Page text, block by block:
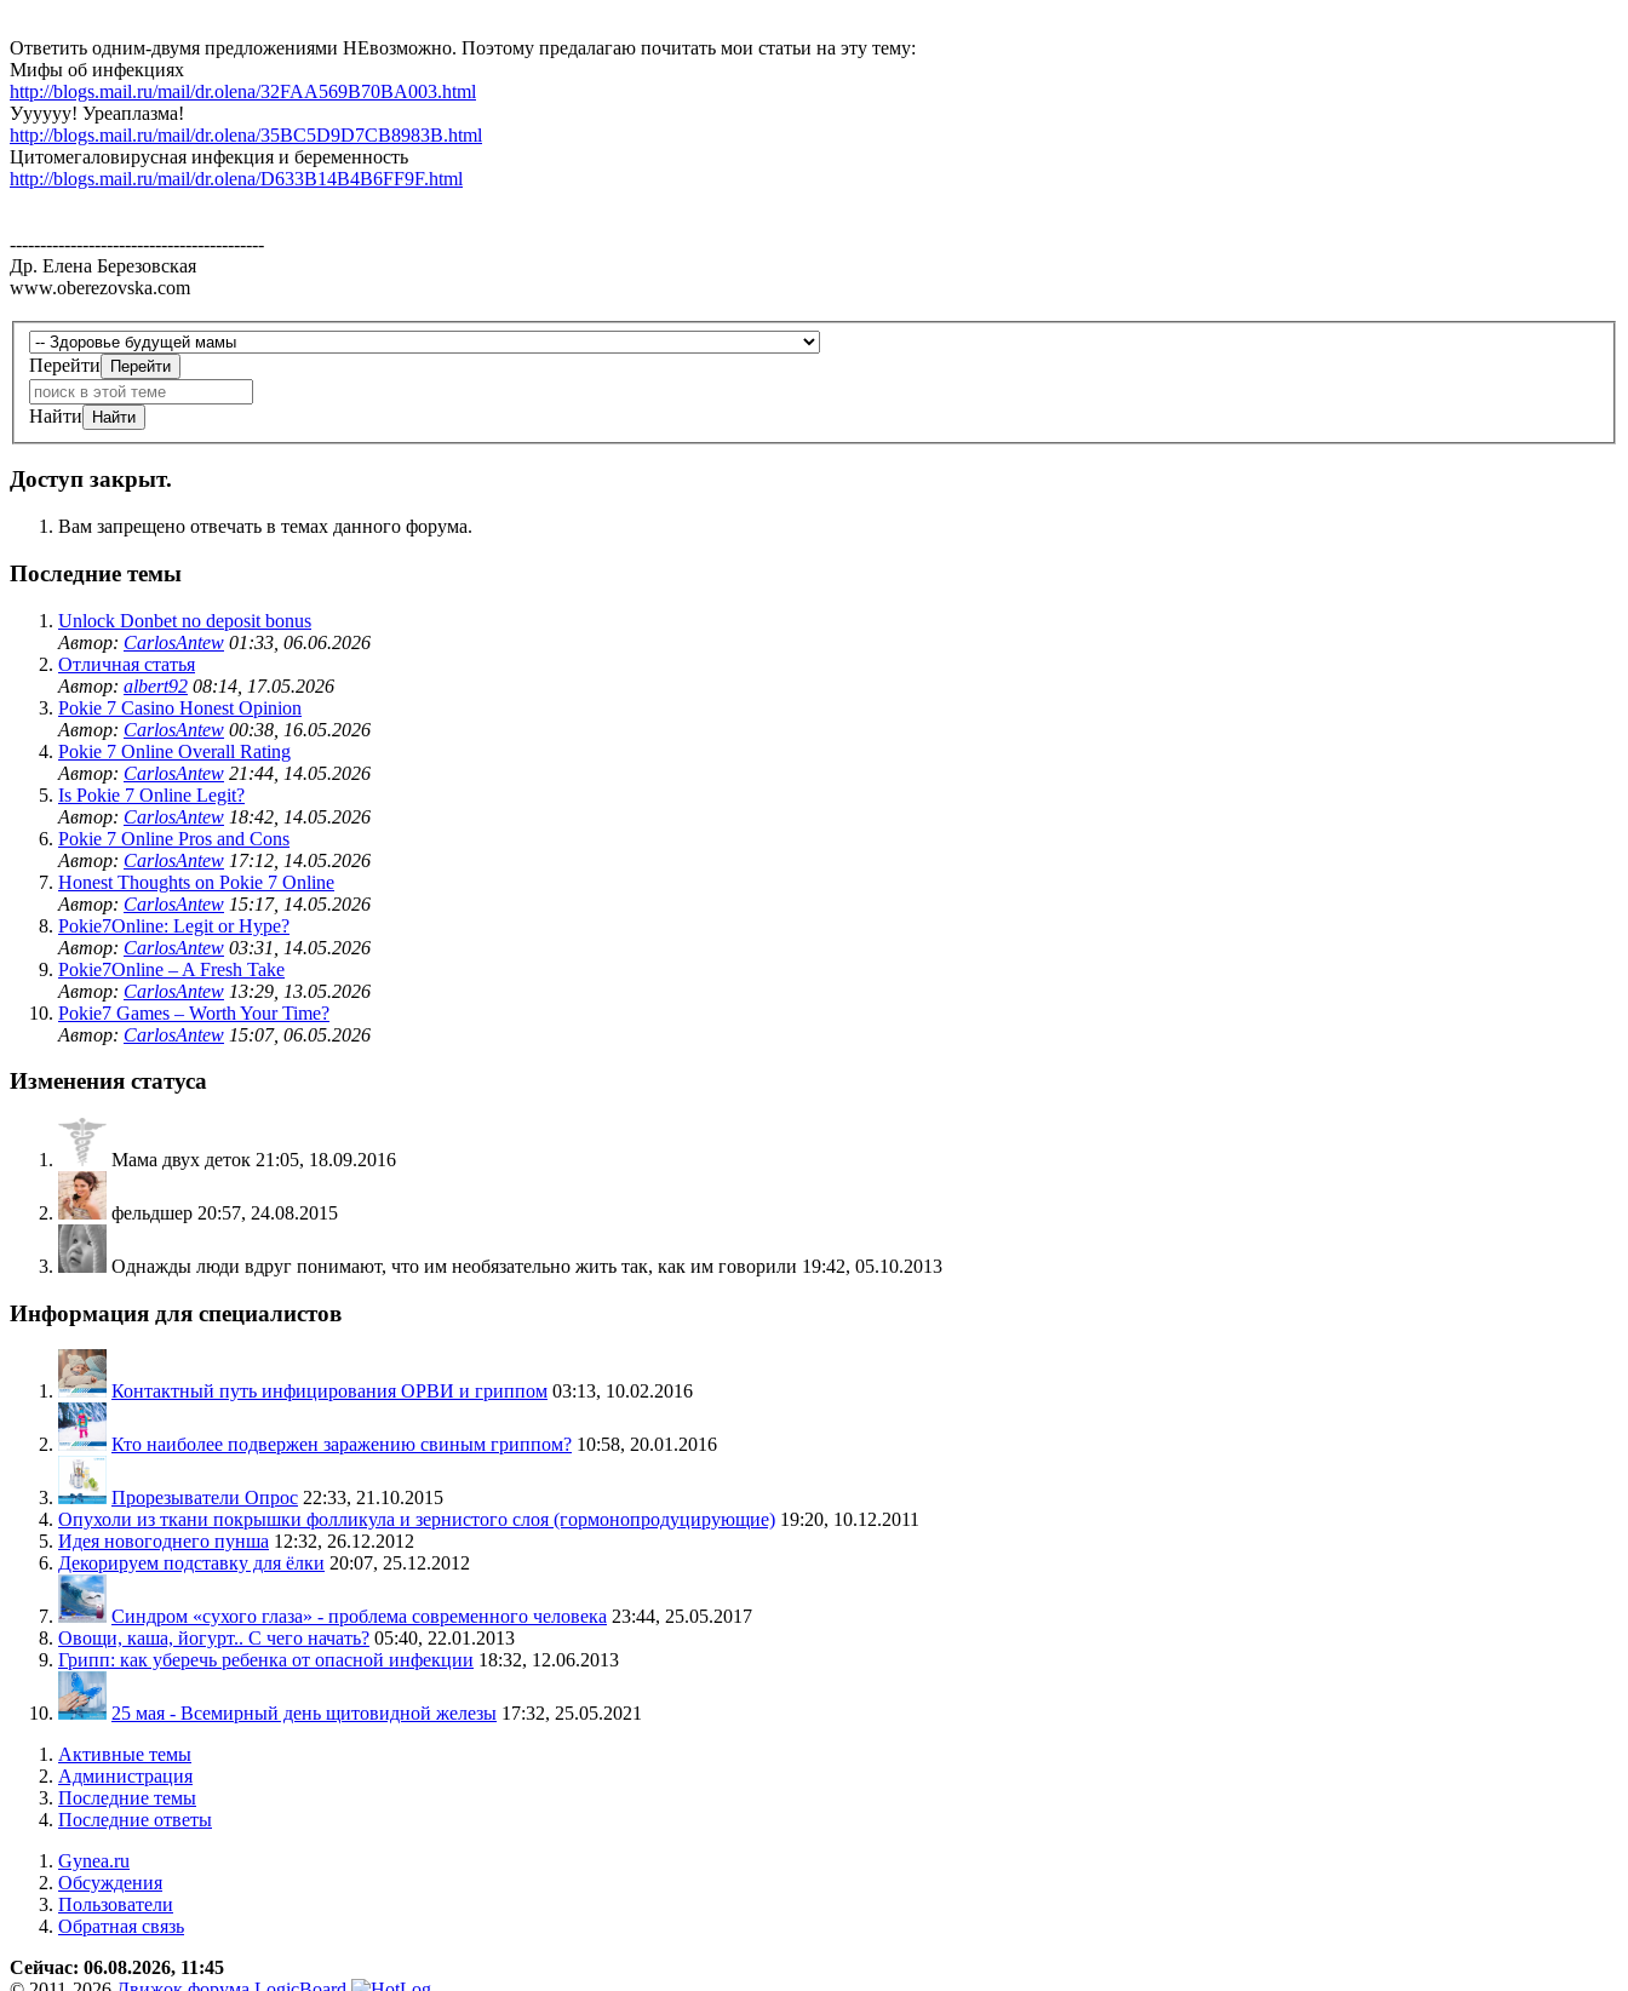
Ответить одним-двумя предложениями НЕвозможно. Поэтому предалагаю почитать мои статьи на эту тему:
Мифы об инфекциях
http://blogs.mail.ru/mail/dr.olena/32FAA569B70BA003.html
Уууууу! Уреаплазма!
http://blogs.mail.ru/mail/dr.olena/35BC5D9D7CB8983B.html
Цитомегаловирусная инфекция и беременность
http://blogs.mail.ru/mail/dr.olena/D633B14B4B6FF9F.html
------------------------------------------
Др. Елена Березовская
www.oberezovska.com
Перейти
Найти
Доступ закрыт.
Вам запрещено отвечать в темах данного форума.
Последние темы
Unlock Donbet no deposit bonus
Автор: CarlosAntew 01:33, 06.06.2026
Отличная статья
Автор: albert92 08:14, 17.05.2026
Pokie 7 Casino Honest Opinion
Автор: CarlosAntew 00:38, 16.05.2026
Pokie 7 Online Overall Rating
Автор: CarlosAntew 21:44, 14.05.2026
Is Pokie 7 Online Legit?
Автор: CarlosAntew 18:42, 14.05.2026
Pokie 7 Online Pros and Cons
Автор: CarlosAntew 17:12, 14.05.2026
Honest Thoughts on Pokie 7 Online
Автор: CarlosAntew 15:17, 14.05.2026
Pokie7Online: Legit or Hype?
Автор: CarlosAntew 03:31, 14.05.2026
Pokie7Online – A Fresh Take
Автор: CarlosAntew 13:29, 13.05.2026
Pokie7 Games – Worth Your Time?
Автор: CarlosAntew 15:07, 06.05.2026
Изменения статуса
Мама двух деток 21:05, 18.09.2016
фельдшер 20:57, 24.08.2015
Однажды люди вдруг понимают, что им необязательно жить так, как им говорили 19:42, 05.10.2013
Информация для специалистов
Контактный путь инфицирования ОРВИ и гриппом 03:13, 10.02.2016
Кто наиболее подвержен заражению свиным гриппом? 10:58, 20.01.2016
Прорезыватели Опрос 22:33, 21.10.2015
Опухоли из ткани покрышки фолликула и зернистого слоя (гормонопродуцирующие) 19:20, 10.12.2011
Идея новогоднего пунша 12:32, 26.12.2012
Декорируем подставку для ёлки 20:07, 25.12.2012
Синдром «сухого глаза» - проблема современного человека 23:44, 25.05.2017
Овощи, каша, йогурт.. С чего начать? 05:40, 22.01.2013
Грипп: как уберечь ребенка от опасной инфекции 18:32, 12.06.2013
25 мая - Всемирный день щитовидной железы 17:32, 25.05.2021
Активные темы
Администрация
Последние темы
Последние ответы
Gynea.ru
Обсуждения
Пользователи
Обратная связь
Сейчас: 06.08.2026, 11:45